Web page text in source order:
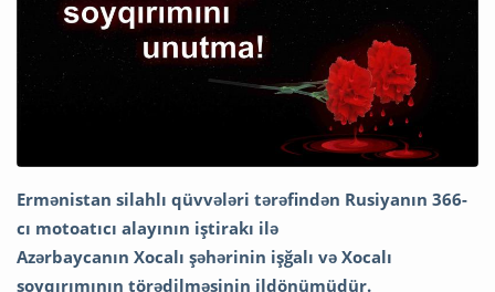
Ermənistan silahlı qüvvələri tərəfindən Rusiyanın 366-
cı motoatıcı alayının iştirakı ilə
Azərbaycanın Xocalı şəhərinin işğalı və Xocalı
soyqırımının törədilməsinin ildönümüdür.